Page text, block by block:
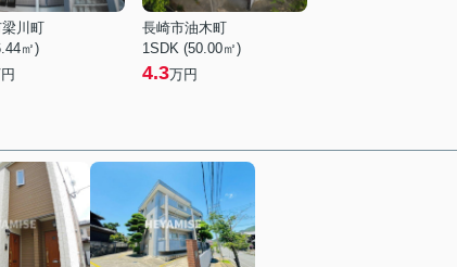
川町
㎡)
長崎市油木町
1SDK (50.00㎡)
4.3万円